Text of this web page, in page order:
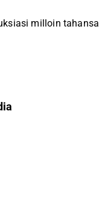
milloin tahansa